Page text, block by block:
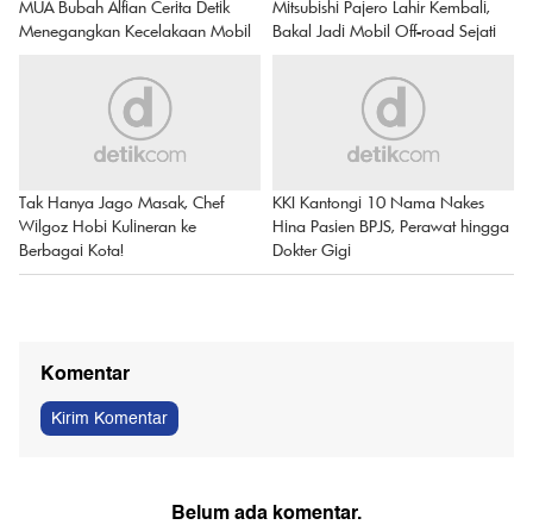
MUA Bubah Alfian Cerita Detik
Menegangkan Kecelakaan Mobil
Mitsubishi Pajero Lahir Kembali,
Bakal Jadi Mobil Off-road Sejati
Tak Hanya Jago Masak, Chef
Wilgoz Hobi Kulineran ke
Berbagai Kota!
KKI Kantongi 10 Nama Nakes
Hina Pasien BPJS, Perawat hingga
Dokter Gigi
Komentar
Kirim Komentar
Belum ada komentar.